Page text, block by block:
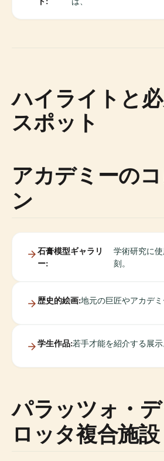
ハイライトと
スポット
アカデミーの
ン
石膏模型ギャラリ
ー:
学術研究に
刻。
歴史的絵画:地元の巨匠やアカデミ
学生作品:若手才能を紹介する展示
パラッツォ・
ロッタ複合施設